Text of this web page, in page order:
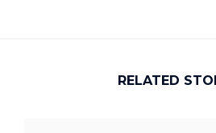
RELATED